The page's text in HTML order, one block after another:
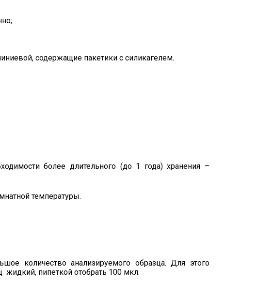
содержащие пакетики с силикагелем.
более длительного (до 1 года) хранения –
температуры.
количество анализируемого образца. Для этого
пипеткой отобрать 100 мкл.